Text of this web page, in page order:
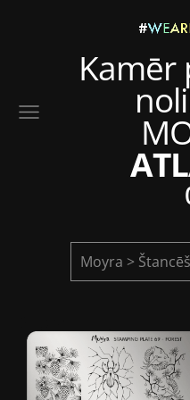
Kamēr
Moyra >